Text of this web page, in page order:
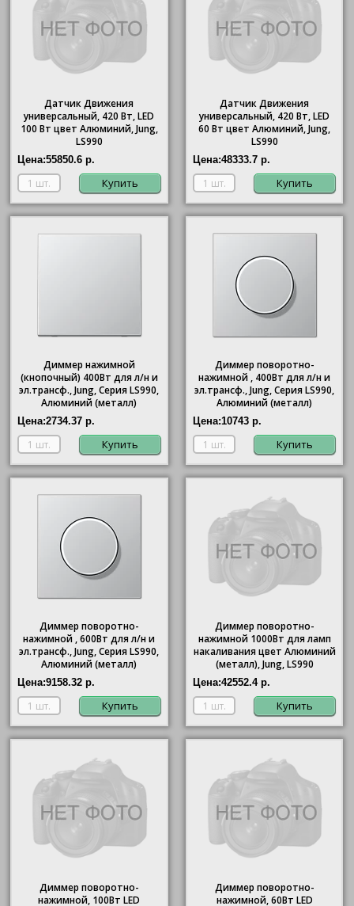
Датчик Движения
универсальный, 420 Вт, LED
100 Вт цвет Алюминий, Jung,
LS990
Цена:55850.6 р.
Купить
Датчик Движения
универсальный, 420 Вт, LED
60 Вт цвет Алюминий, Jung,
LS990
Цена:48333.7 р.
Купить
Диммер нажимной
(кнопочный) 400Вт для л/н и
эл.трансф., Jung, Серия LS990,
Алюминий (металл)
Цена:2734.37 р.
Купить
Диммер поворотно-
нажимной , 400Вт для л/н и
эл.трансф., Jung, Серия LS990,
Алюминий (металл)
Цена:10743 р.
Купить
Диммер поворотно-
нажимной , 600Вт для л/н и
эл.трансф., Jung, Серия LS990,
Алюминий (металл)
Цена:9158.32 р.
Купить
Диммер поворотно-
нажимной 1000Вт для ламп
накаливания цвет Алюминий
(металл), Jung, LS990
Цена:42552.4 р.
Купить
Диммер поворотно-
нажимной, 100Вт LED
Диммер поворотно-
нажимной, 60Вт LED